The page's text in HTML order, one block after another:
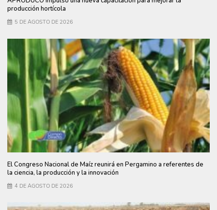
producción hortícola
5 DE AGOSTO DE 2026
El Congreso Nacional de Maíz reunirá en Pergamino a referentes de
la ciencia, la producción y la innovación
4 DE AGOSTO DE 2026